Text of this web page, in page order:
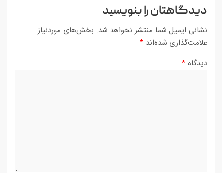
دیدگاهتان را بنویسید
نشانی ایمیل شما منتشر نخواهد شد. بخش‌های موردنیاز
علامت‌گذاری شده‌اند *
دیدگاه *